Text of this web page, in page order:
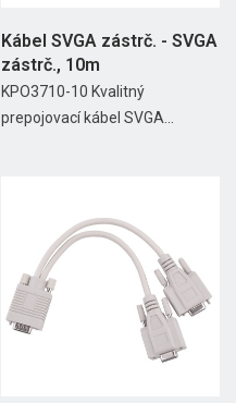
Kábel SVGA zástrč. - SVGA
zástrč., 10m
KPO3710-10 Kvalitný
prepojovací kábel SVGA...